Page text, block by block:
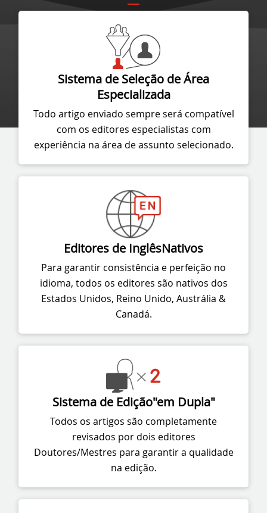
Sistema de Seleção de Área
Especializada
Todo artigo enviado sempre será compatível
com os editores especialistas com
experiência na área de assunto selecionado.
Editores de InglêsNativos
Para garantir consistência e perfeição no
idioma, todos os editores são nativos dos
Estados Unidos, Reino Unido, Austrália &
Canadá.
Sistema de Edição"em Dupla"
Todos os artigos são completamente
revisados por dois editores
Doutores/Mestres para garantir a qualidade
na edição.